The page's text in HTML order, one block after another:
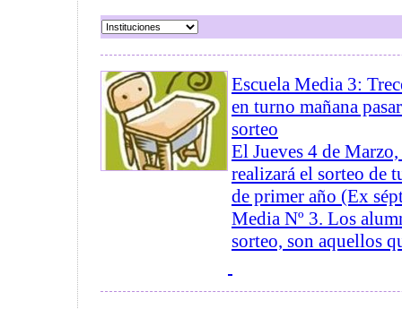
Escuela Media 3:
en turno mañana
sorteo
El Jueves 4 de Marzo,
realizará el sorteo de
de primer año (Ex
Media Nº 3. Los
sorteo, son aquellos